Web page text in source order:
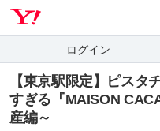
ログイン
【東京駅限定】ピスタ
すぎる『MAISON
産編～